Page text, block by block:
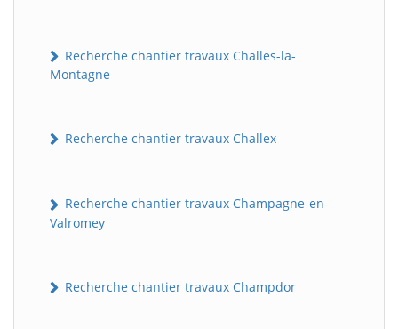
Recherche chantier travaux Challes-la-
Montagne
Recherche chantier travaux Challex
Recherche chantier travaux Champagne-en-
Valromey
Recherche chantier travaux Champdor